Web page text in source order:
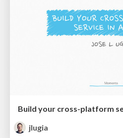
jlugia